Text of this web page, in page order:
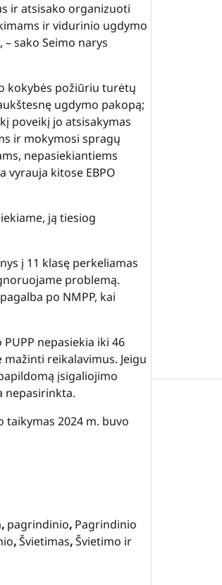
ir atsisako organizuoti
ir vidurinio ugdymo
sako Seimo narys
kokybės požiūriu turėtų
ugdymo pakopą;
poveikį jo atsisakymas
ir mokymosi spragų
nepasiekiantiems
kitose EBPO
ją tiesiog
į 11 klasę perkeliamas
problemą.
po NMPP, kai
nepasiekia iki 46
reikalavimus. Jeigu
įsigaliojimo
nepasirinkta.
taikymas 2024 m. buvo
, pagrindinio, Pagrindinio
,Švietimas,Švietimo ir